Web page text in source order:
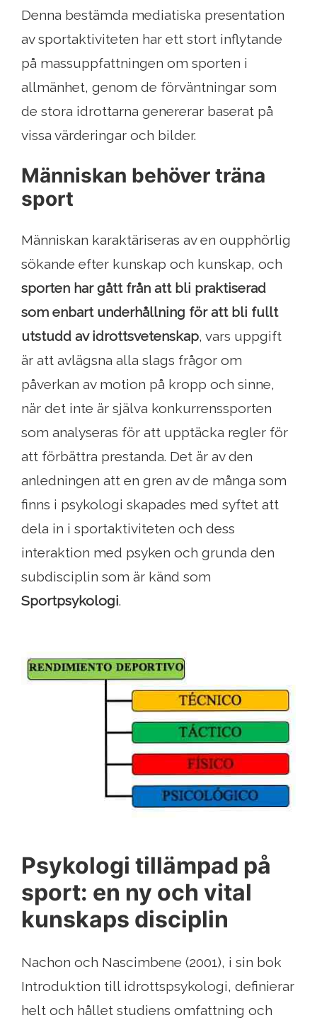
Denna bestämda mediatiska presentation
av sportaktiviteten har ett stort inflytande
på massuppfattningen om sporten i
allmänhet, genom de förväntningar som
de stora idrottarna genererar baserat på
vissa värderingar och bilder.
Människan behöver träna
sport
Människan karaktäriseras av en oupphörlig
sökande efter kunskap och kunskap, och
sporten har gått från att bli praktiserad
som enbart underhållning för att bli fullt
utstudd av idrottsvetenskap, vars uppgift
är att avlägsna alla slags frågor om
påverkan av motion på kropp och sinne,
när det inte är själva konkurrenssporten
som analyseras för att upptäcka regler för
att förbättra prestanda. Det är av den
anledningen att en gren av de många som
finns i psykologi skapades med syftet att
dela in i sportaktiviteten och dess
interaktion med psyken och grunda den
subdisciplin som är känd som
Sportpsykologi.
Psykologi tillämpad på
sport: en ny och vital
kunskaps disciplin
Nachon och Nascimbene (2001), i sin bok
Introduktion till idrottspsykologi, definierar
helt och hållet studiens omfattning och